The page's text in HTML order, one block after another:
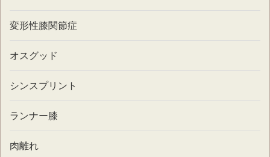
変形性膝関節症
オスグッド
シンスプリント
ランナー膝
肉離れ